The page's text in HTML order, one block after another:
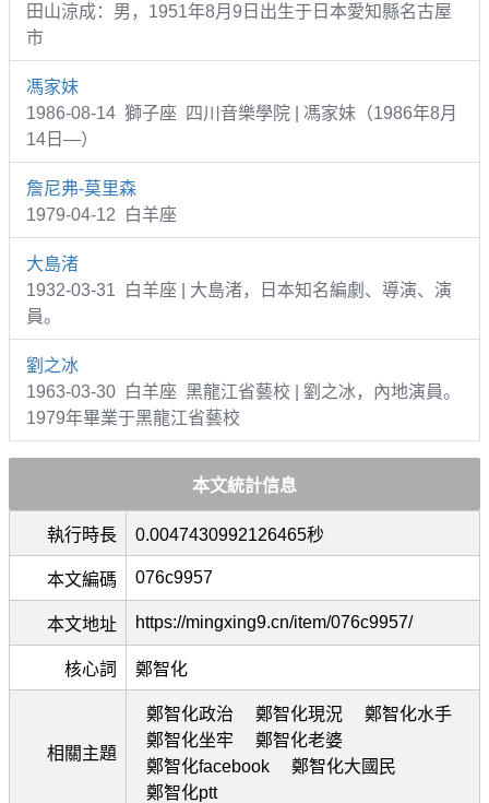
田山涼成：男，1951年8月9日出生于日本愛知縣名古屋
市
馮家妹
1986-08-14 獅子座 四川音樂學院 | 馮家妹（1986年8月
14日—）
詹尼弗-莫里森
1979-04-12 白羊座
大島渚
1932-03-31 白羊座 | 大島渚，日本知名編劇、導演、演
員。
劉之冰
1963-03-30 白羊座 黑龍江省藝校 | 劉之冰，內地演員。
1979年畢業于黑龍江省藝校
本文統計信息
執行時長 0.0047430992126465秒
本文編碼 076c9957
本文地址 https://mingxing9.cn/item/076c9957/
核心詞 鄭智化
相關主題
鄭智化政治 鄭智化現況
鄭智化水手
鄭智化坐牢
鄭智化老婆
鄭智化facebook
鄭智化大國民
鄭智化ptt